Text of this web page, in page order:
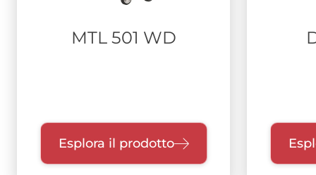
MTL 501 WD
Esplora il prodotto